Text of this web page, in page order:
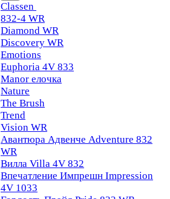
Classen
832-4 WR
Diamond WR
Discovery WR
Emotions
Euphoria 4V 833
Manor елочка
Nature
The Brush
Trend
Vision WR
Авантюра Адвенче Adventure 832
WR
Вилла Villa 4V 832
Впечатление Импрешн Impression
4V 1033